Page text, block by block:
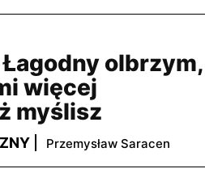
olbrzym,
więcej
myślisz
Przemysław Saracen